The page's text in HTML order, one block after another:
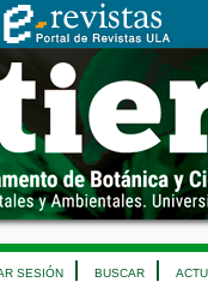
SESIÓN BUSCAR